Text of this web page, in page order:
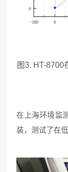
图3. HT-8700
在上海环境监
装，测试了在